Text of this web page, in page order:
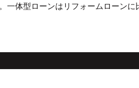
一体型ローンはリフォームローンに